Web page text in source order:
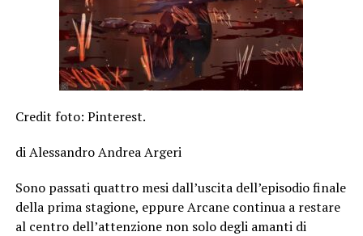
Credit foto: Pinterest.
di Alessandro Andrea Argeri
Sono passati quattro mesi dall’uscita dell’episodio finale
della prima stagione, eppure Arcane continua a restare
al centro dell’attenzione non solo degli amanti di